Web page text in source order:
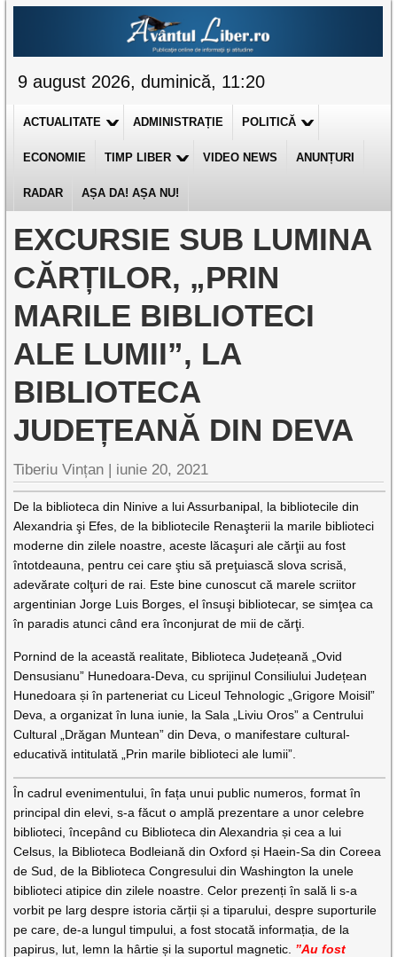
9 august 2026, duminică, 11:20
ACTUALITATE ADMINISTRAȚIE POLITICĂ
ECONOMIE TIMP LIBER VIDEO NEWS ANUNȚURI
RADAR AȘA DA! AȘA NU!
EXCURSIE SUB LUMINA
CĂRȚILOR, „PRIN
MARILE BIBLIOTECI
ALE LUMII”, LA
BIBLIOTECA
JUDEȚEANĂ DIN DEVA
Tiberiu Vințan | iunie 20, 2021
De la biblioteca din Ninive a lui Assurbanipal, la bibliotecile din
Alexandria şi Efes, de la bibliotecile Renaşterii la marile biblioteci
moderne din zilele noastre, aceste lăcaşuri ale cărţii au fost
întotdeauna, pentru cei care ştiu să preţuiască slova scrisă,
adevărate colţuri de rai. Este bine cunoscut că marele scriitor
argentinian Jorge Luis Borges, el însuşi bibliotecar, se simţea ca
în paradis atunci când era înconjurat de mii de cărţi.
Pornind de la această realitate, Biblioteca Județeană „Ovid
Densusianu” Hunedoara-Deva, cu sprijinul Consiliului Județean
Hunedoara și în parteneriat cu Liceul Tehnologic „Grigore Moisil”
Deva, a organizat în luna iunie, la Sala „Liviu Oros” a Centrului
Cultural „Drăgan Muntean” din Deva, o manifestare cultural-
educativă intitulată „Prin marile biblioteci ale lumii”.
În cadrul evenimentului, în fața unui public numeros, format în
principal din elevi, s-a făcut o amplă prezentare a unor celebre
biblioteci, începând cu Biblioteca din Alexandria și cea a lui
Celsus, la Biblioteca Bodleiană din Oxford și Haein-Sa din Coreea
de Sud, de la Biblioteca Congresului din Washington la unele
biblioteci atipice din zilele noastre. Celor prezenți în sală li s-a
vorbit pe larg despre istoria cărții și a tiparului, despre suporturile
pe care, de-a lungul timpului, a fost stocată informația, de la
papirus, lut, lemn la hârtie și la suportul magnetic. ”Au fost